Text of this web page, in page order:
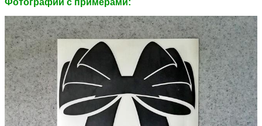
Фотографии c примерами: